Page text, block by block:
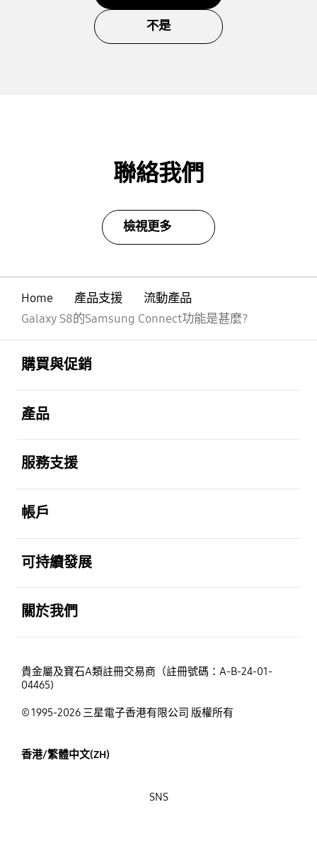
不是
聯絡我們
檢視更多
Home 產品支援
流動產品
Galaxy S8的Samsung Connect功能是甚麼?
購買與促銷
產品
服務支援
帳戶
可持續發展
關於我們
貴金屬及寶石A類註冊交易商（註冊號碼：A-B-24-01-
04465)
© 1995-2026 三星電子香港有限公司 版權所有
香港/繁體中文(ZH)
SNS